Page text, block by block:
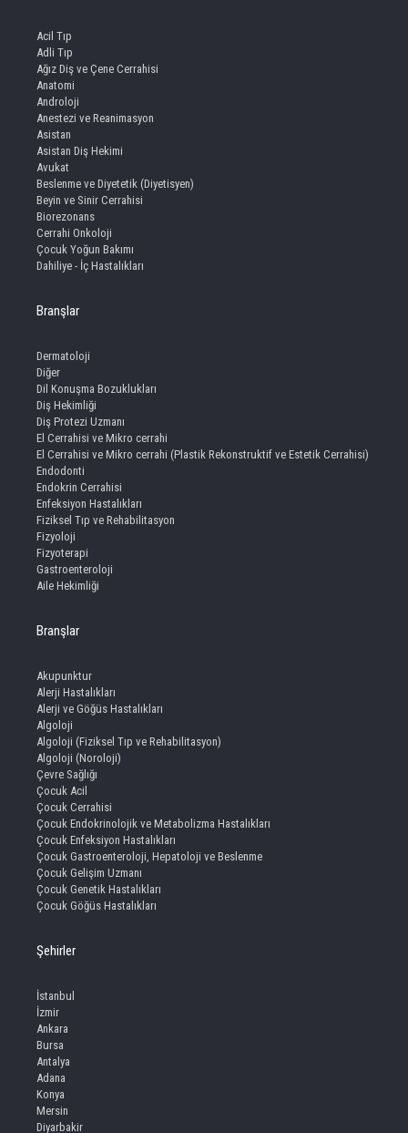
Acil Tıp
Adli Tıp
Ağız Diş ve Çene Cerrahisi
Anatomi
Androloji
Anestezi ve Reanimasyon
Asistan
Asistan Diş Hekimi
Avukat
Beslenme ve Diyetetik (Diyetisyen)
Beyin ve Sinir Cerrahisi
Biorezonans
Cerrahi Onkoloji
Çocuk Yoğun Bakımı
Dahiliye - İç Hastalıkları
Branşlar
Dermatoloji
Diğer
Dil Konuşma Bozuklukları
Diş Hekimliği
Diş Protezi Uzmanı
El Cerrahisi ve Mikro cerrahi
El Cerrahisi ve Mikro cerrahi (Plastik Rekonstruktif ve Estetik Cerrahisi)
Endodonti
Endokrin Cerrahisi
Enfeksiyon Hastalıkları
Fiziksel Tıp ve Rehabilitasyon
Fizyoloji
Fizyoterapi
Gastroenteroloji
Aile Hekimliği
Branşlar
Akupunktur
Alerji Hastalıkları
Alerji ve Göğüs Hastalıkları
Algoloji
Algoloji (Fiziksel Tıp ve Rehabilitasyon)
Algoloji (Noroloji)
Çevre Sağlığı
Çocuk Acil
Çocuk Cerrahisi
Çocuk Endokrinolojik ve Metabolizma Hastalıkları
Çocuk Enfeksiyon Hastalıkları
Çocuk Gastroenteroloji, Hepatoloji ve Beslenme
Çocuk Gelişim Uzmanı
Çocuk Genetik Hastalıkları
Çocuk Göğüs Hastalıkları
Şehirler
İstanbul
İzmir
Ankara
Bursa
Antalya
Adana
Konya
Mersin
Diyarbakir